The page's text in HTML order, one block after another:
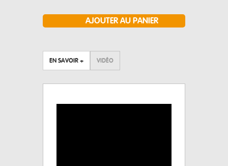
EN SAVOIR + VIDÉO